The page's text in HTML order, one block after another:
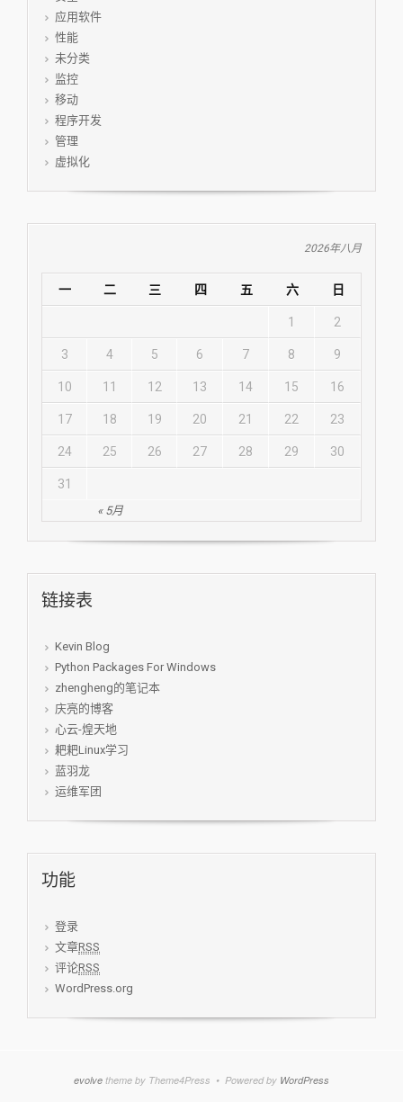
应用软件
性能
未分类
监控
移动
程序开发
管理
虚拟化
2026年八月
一 二 三 四 五 六 日
« 5月
1 2
3 4 5 6 7 8 9
10 11 12 13 14 15 16
17 18 19 20 21 22 23
24 25 26 27 28 29 30
31
链接表
Kevin Blog
Python Packages For Windows
zhengheng的笔记本
庆亮的博客
心云-煌天地
耙耙Linux学习
蓝羽龙
运维军团
功能
登录
文章RSS
评论RSS
WordPress.org
evolve theme by Theme4Press • Powered by WordPress